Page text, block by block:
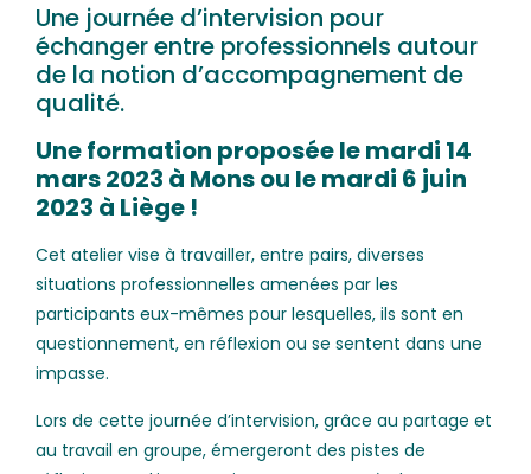
Une journée d’intervision pour
échanger entre professionnels autour
de la notion d’accompagnement de
qualité.
Une formation proposée le mardi 14
mars 2023 à Mons ou le mardi 6 juin
2023 à Liège !
Cet atelier vise à travailler, entre pairs, diverses
situations professionnelles amenées par les
participants eux-mêmes pour lesquelles, ils sont en
questionnement, en réflexion ou se sentent dans une
impasse.
Lors de cette journée d’intervision, grâce au partage et
au travail en groupe, émergeront des pistes de